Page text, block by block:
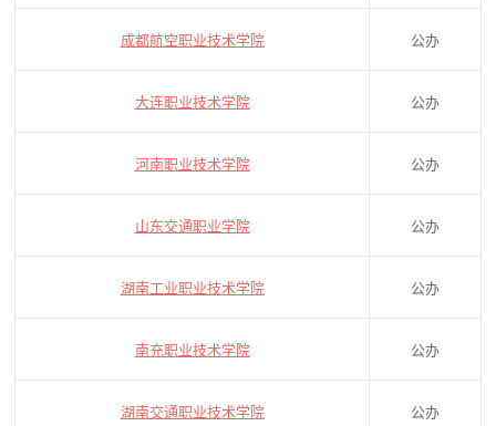
成都航空职业技术学院 公办
大连职业技术学院 公办
河南职业技术学院 公办
山东交通职业学院 公办
湖南工业职业技术学院 公办
南充职业技术学院 公办
湖南交通职业技术学院 公办